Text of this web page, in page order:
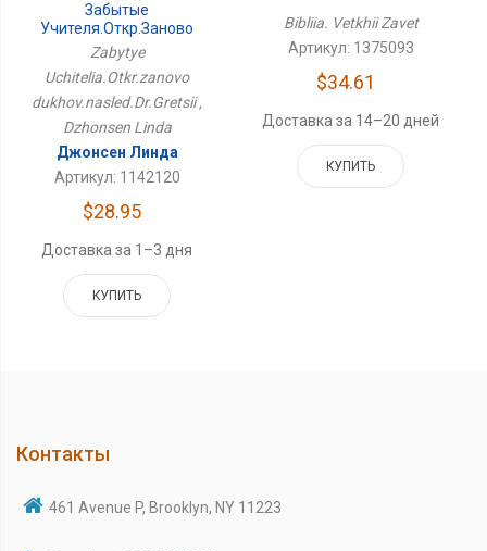
Забытые
Учителя.Откр.заново
Zabytye
Uchitelia.Otkr.zanovo
dukhov.nasled.Dr.Gretsii ,
Dzhonsen Linda
Джонсен Линда
Артикул: 1142120
$28.95
Доставка за 1–3 дня
КУПИТЬ
Bibliia. Vetkhii Zavet
Артикул: 1375093
$34.61
Доставка за 14–20 дней
КУПИТЬ
Контакты
461 Avenue P, Brooklyn, NY 11223